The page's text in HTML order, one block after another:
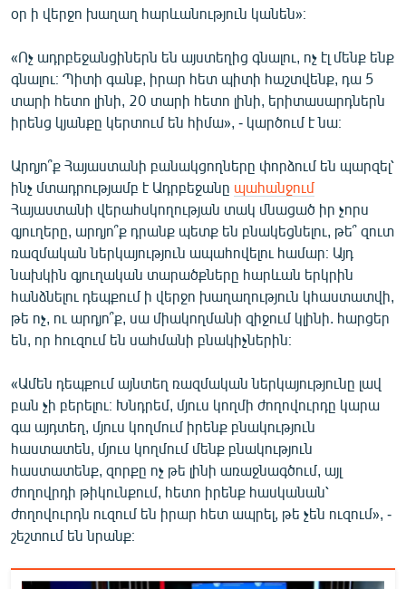
օր ի վերջո խաղաղ հարևանություն կանեն»։
«Ոչ ադրբեջանցիներն են այստեղից գնալու, ոչ էլ մենք ենք
գնալու։ Պիտի գանք, իրար հետ պիտի հաշտվենք, դա 5
տարի հետո լինի, 20 տարի հետո լինի, երիտասարդներն
իրենց կյանքը կերտում են հիմա», - կարծում է նա։
Արդյո՞ք Հայաստանի բանակցողները փորձում են պարզել՝
ինչ մտադրությամբ է Ադրբեջանը պահանջում
Հայաստանի վերահսկողության տակ մնացած իր չորս
գյուղերը, արդյո՞ք դրանք պետք են բնակեցնելու, թե՞ զուտ
ռազմական ներկայություն ապահովելու համար։ Այդ
նախկին գյուղական տարածքները հարևան երկրին
հանձնելու դեպքում ի վերջո խաղաղություն կհաստատվի,
թե ոչ, ու արդյո՞ք, սա միակողմանի զիջում կլինի. հարցեր
են, որ հուզում են սահմանի բնակիչներին։
«Ամեն դեպքում այնտեղ ռազմական ներկայությունը լավ
բան չի բերելու։ Խնդրեմ, մյուս կողմի ժողովուրդը կարա
գա այդտեղ, մյուս կողմում իրենք բնակություն
հաստատեն, մյուս կողմում մենք բնակություն
հաստատենք, զորքը ոչ թե լինի առաջնագծում, այլ
ժողովրդի թիկունքում, հետո իրենք հասկանան՝
ժողովուրդն ուզում են իրար հետ ապրել, թե չեն ուզում», -
շեշտում են նրանք։